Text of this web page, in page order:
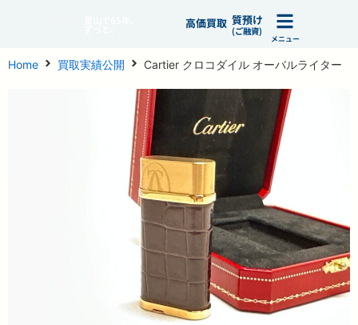
高価買取 質預け
(ご融資)
メニュー
Home 買取実績公開 Cartier クロコダイル オーバルライター